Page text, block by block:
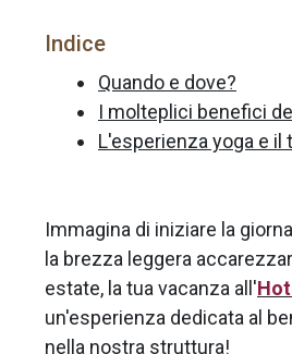
Indice
Quando e dove?
I molteplici benefici
L'esperienza yoga e
Immagina di iniziare la
la brezza leggera
estate, la tua vacanza all'
un'esperienza dedicata al
nella nostra struttura!